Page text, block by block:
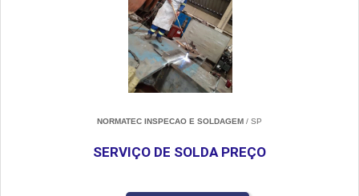
NORMATEC INSPECAO E SOLDAGEM / SP
SERVIÇO DE SOLDA PREÇO